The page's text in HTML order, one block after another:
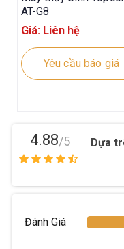
AT-G8
Giá: Liên hệ
Yêu cầu báo giá
4.88/5 Dựa
Đánh Giá